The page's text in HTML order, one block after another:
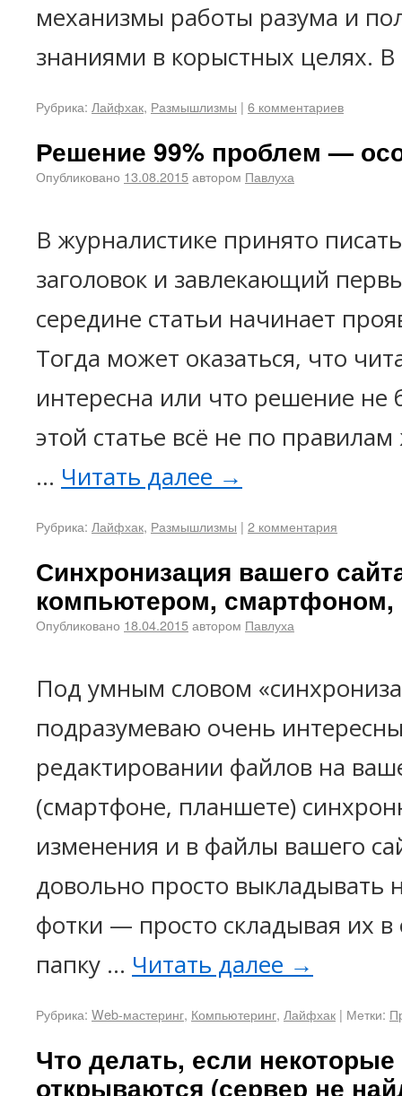
механизмы работы разума и
знаниями в корыстных целях.
Рубрика: Лайфхак, Размышлизмы | 6 комментариев
Решение 99% проблем —
Опубликовано 13.08.2015автором Павлуха
В журналистике принято
заголовок и завлекающий
середине статьи начинает
Тогда может оказаться, что
интересна или что решение не
этой статье всё не по
… Читать далее →
Рубрика: Лайфхак, Размышлизмы | 2 комментария
Синхронизация вашего
компьютером,
Опубликовано 18.04.2015автором Павлуха
Под умным словом
подразумеваю очень
редактировании файлов на
(смартфоне, планшете)
изменения и в файлы вашего
довольно просто выкладывать
фотки — просто складывая их
папку … Читать далее →
Рубрика: Web-мастеринг, Компьютеринг, Лайфхак | Метки:
Что делать, если
открываются (сервер не